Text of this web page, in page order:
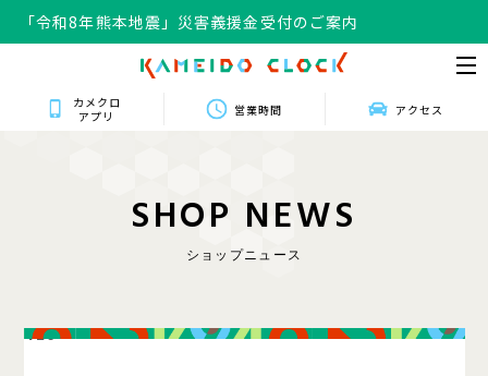
「令和8年熊本地震」災害義援金受付のご案内
カメクロ
アプリ
営業時間 アクセス
SHOP NEWS
ショップニュース
420